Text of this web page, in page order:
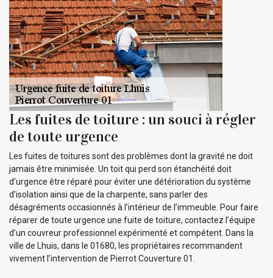
Les fuites de toiture : un souci à régler
de toute urgence
Les fuites de toitures sont des problèmes dont la gravité ne doit
jamais être minimisée. Un toit qui perd son étanchéité doit
d’urgence être réparé pour éviter une détérioration du système
d’isolation ainsi que de la charpente, sans parler des
désagréments occasionnés à l’intérieur de l’immeuble. Pour faire
réparer de toute urgence une fuite de toiture, contactez l’équipe
d’un couvreur professionnel expérimenté et compétent. Dans la
ville de Lhuis, dans le 01680, les propriétaires recommandent
vivement l’intervention de Pierrot Couverture 01.